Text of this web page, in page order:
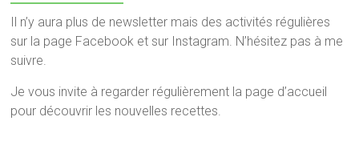
Il n’y aura plus de newsletter mais des activités régulières
sur la page Facebook et sur Instagram. N’hésitez pas à me
suivre.
Je vous invite à regarder régulièrement la page d’accueil
pour découvrir les nouvelles recettes.